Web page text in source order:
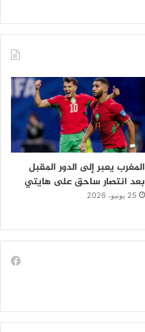
المغرب يعبر إلى الدور المقبل
بعد انتصار ساحق على هايتي
25 يونيو، 2026